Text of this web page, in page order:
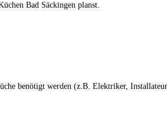
Bad Säckingen planst.
benötigt werden (z.B. Elektriker,